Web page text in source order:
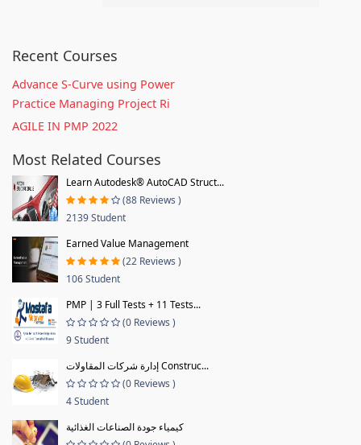
Recent Courses
Advance S-Curve using Power
Practice Managing Project Ri
AGILE IN PMP 2022
Most Related Courses
Learn Autodesk® AutoCAD Struct...
(88 Reviews )
2139 Student
Earned Value Management
(22 Reviews )
106 Student
PMP | 3 Full Tests + 11 Tests...
(0 Reviews )
9 Student
إدارة شركات المقاولات Construc...
(0 Reviews )
4 Student
كيمياء جودة الصناعات الغذائية